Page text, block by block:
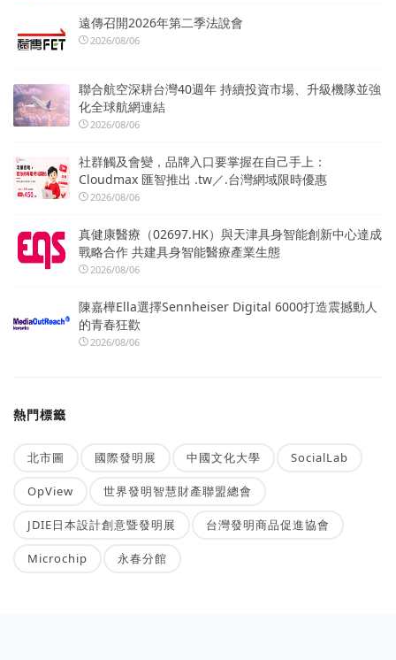
遠傳召開2026年第二季法說會
2026/08/06
聯合航空深耕台灣40週年 持續投資市場、升級機隊並強
化全球航網連結
2026/08/06
社群觸及會變，品牌入口要掌握在自己手上：
Cloudmax 匯智推出 .tw／.台灣網域限時優惠
2026/08/06
真健康醫療（02697.HK）與天津具身智能創新中心達成
戰略合作 共建具身智能醫療產業生態
2026/08/06
陳嘉樺Ella選擇Sennheiser Digital 6000打造震撼動人
的青春狂歡
2026/08/06
熱門標籤
北市圖 國際發明展 中國文化大學 SocialLab
OpView 世界發明智慧財產聯盟總會
JDIE日本設計創意暨發明展 台灣發明商品促進協會
Microchip 永春分館